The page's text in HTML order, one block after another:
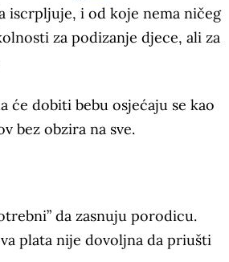
iscrpljuje, i od koje nema ničeg
za podizanje djece, ali za
će dobiti bebu osjećaju se kao
bez obzira na sve.
da zasnuju porodicu.
plata nije dovoljna da priušti